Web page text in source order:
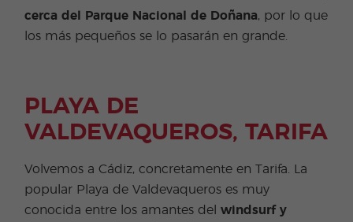
cerca del Parque Nacional de Doñana, por lo que
los más pequeños se lo pasarán en grande.
PLAYA DE
VALDEVAQUEROS, TARIFA
Volvemos a Cádiz, concretamente en Tarifa. La
popular Playa de Valdevaqueros es muy
conocida entre los amantes delwindsurf y